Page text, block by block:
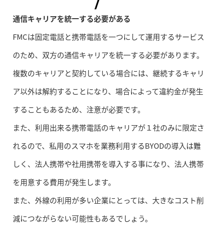
通信キャリアを統一する必要がある
FMCは固定電話と携帯電話を一つにして運用するサービス
のため、双方の通信キャリアを統一する必要があります。
複数のキャリアと契約している場合には、継続するキャリ
ア以外は解約することになり、場合によって違約金が発生
することもあるため、注意が必要です。
また、利用出来る携帯電話のキャリアが１社のみに限定さ
れるので、私用のスマホを業務利用するBYODの導入は難
しく、法人携帯や社用携帯を導入する事になり、法人携帯
を用意する費用が発生します。
また、外線の利用が多い企業にとっては、大きなコスト削
減につながらない可能性もあるでしょう。